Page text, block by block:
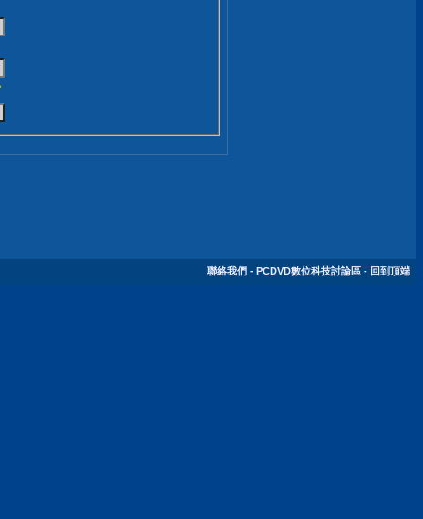
聯絡我們 - PCDVD數位科技討論區 - 回到頂端